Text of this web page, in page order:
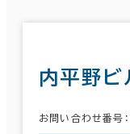
内平野ビ
お問い合わせ番号：